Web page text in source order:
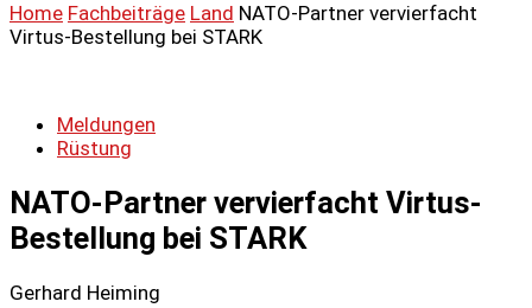
Home Fachbeiträge Land NATO-Partner vervierfacht
Virtus-Bestellung bei STARK
Meldungen
Rüstung
NATO-Partner vervierfacht Virtus-
Bestellung bei STARK
Gerhard Heiming